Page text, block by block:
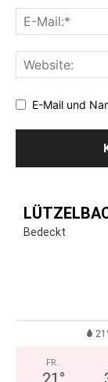
E-Mail und
Bedeckt
FR.